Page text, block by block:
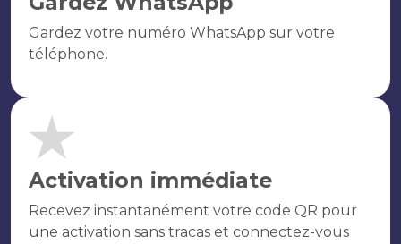
Gardez votre numéro WhatsApp sur votre
téléphone.
Activation immédiate
Recevez instantanément votre code QR pour
une activation sans tracas et connectez-vous